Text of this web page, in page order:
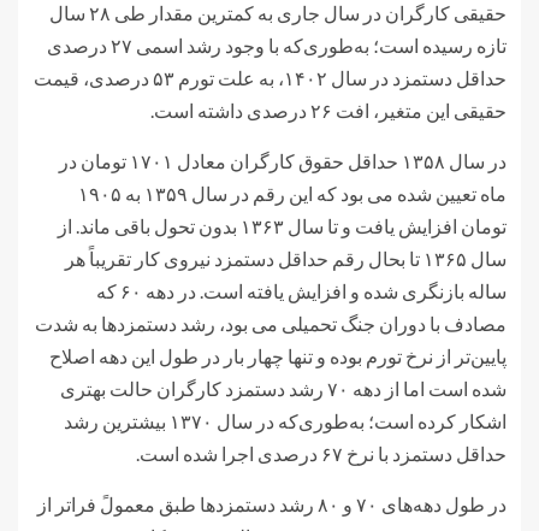
حقیقی کارگران در سال جاری به کمترین مقدار طی ۲۸ سال
تازه رسیده است؛ به‌طوری‌که با وجود رشد اسمی ۲۷ درصدی
حداقل دستمزد در سال ۱۴۰۲، به علت تورم ۵۳ درصدی، قیمت
حقیقی این متغیر، افت ۲۶ درصدی داشته است.
در سال ۱۳۵۸ حداقل حقوق کارگران معادل ۱۷۰۱ تومان در
ماه تعیین شده می بود که این رقم در سال ۱۳۵۹ به ۱۹۰۵
تومان افزایش یافت و تا سال ۱۳۶۳ بدون تحول باقی ماند. از
سال ۱۳۶۵ تا بحال رقم حداقل دستمزد نیروی کار تقریباً هر
ساله بازنگری شده و افزایش یافته است. در دهه ۶۰ که
مصادف با دوران جنگ تحمیلی می بود، رشد دستمزدها به شدت
پایین‌تر از نرخ تورم بوده و تنها چهار بار در طول این دهه اصلاح
شده است اما از دهه ۷۰ رشد دستمزد کارگران حالت بهتری
اشکار کرده است؛ به‌طوری‌که در سال ۱۳۷۰ بیشترین رشد
حداقل دستمزد با نرخ ۶۷ درصدی اجرا شده است.
در طول دهه‌های ۷۰ و ۸۰ رشد دستمزدها طبق معمولً فراتر از